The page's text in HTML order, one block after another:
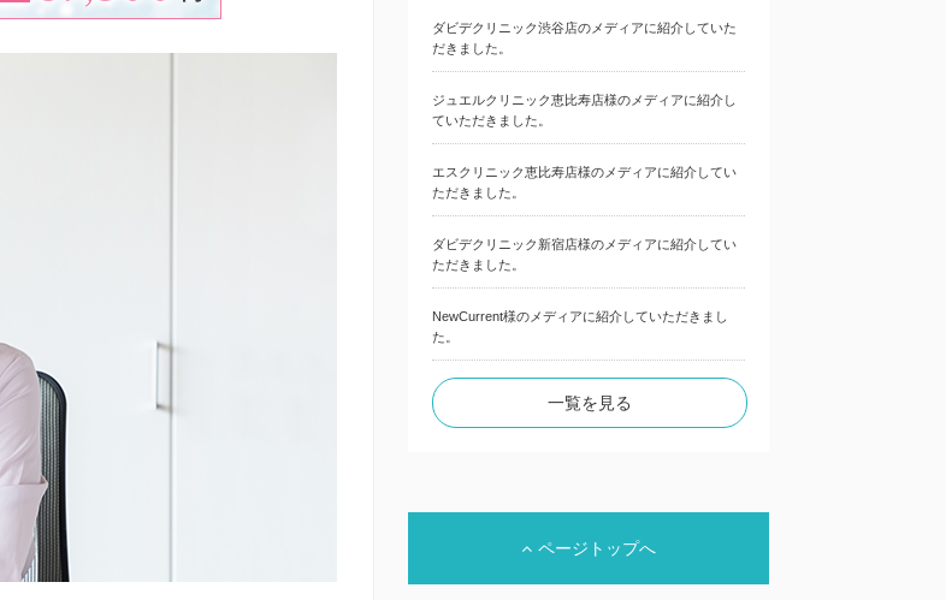
ダビデクリニック渋谷店のメディアに紹介していた
だきました。
ジュエルクリニック恵比寿店様のメディアに紹介し
ていただきました。
エスクリニック恵比寿店様のメディアに紹介してい
ただきました。
ダビデクリニック新宿店様のメディアに紹介してい
ただきました。
NewCurrent様のメディアに紹介していただきまし
た。
一覧を見る
ページトップへ